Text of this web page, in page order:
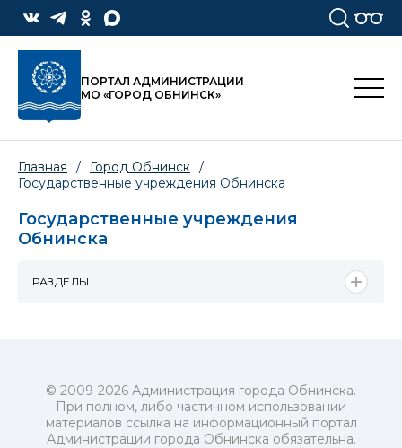
ПОРТАЛ АДМИНИСТРАЦИИ
МО «ГОРОД ОБНИНСК»
Главная / Город Обнинск /
Государственные учреждения Обнинска
Государственные учреждения
Обнинска
РАЗДЕЛЫ
© 2009-2026 Администрация города Обнинска.
При полном, либо частичном использовании
материалов ссылка на информационный портал
Администрации города Обнинска обязательна.